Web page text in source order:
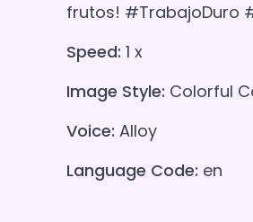
frutos! #TrabajoDuro
Speed: 1 x
Image Style: Colorful
Voice: Alloy
Language Code: en